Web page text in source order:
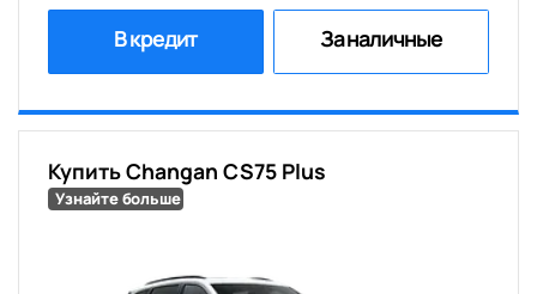
В кредит За наличные
Купить Changan CS75 Plus
Узнайте больше